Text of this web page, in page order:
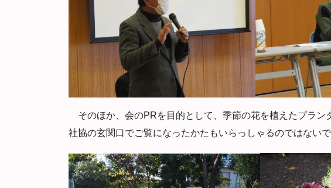
そのほか、会のPRを目的として、季節の花を植えたプラン
社協の玄関口でご覧になったかたもいらっしゃるのではない